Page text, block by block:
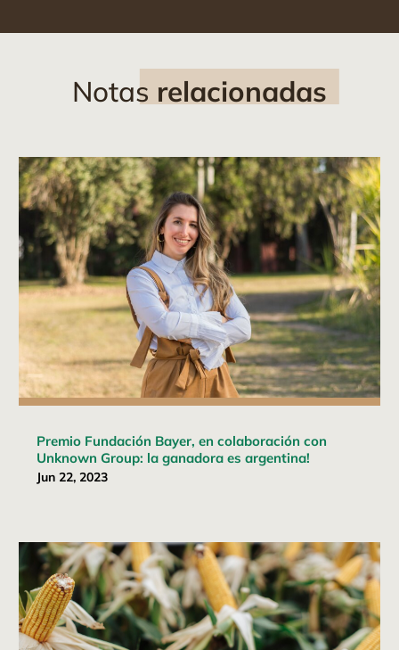
Notas relacionadas
Premio Fundación Bayer, en colaboración con
Unknown Group: la ganadora es argentina!
Jun 22, 2023